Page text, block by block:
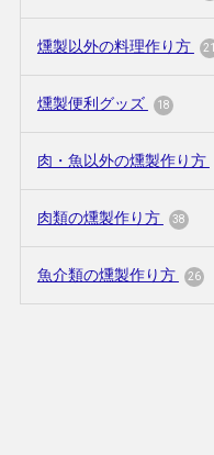
燻製以外の料理作り方 21
燻製便利グッズ 18
肉・魚以外の燻製作り方
肉類の燻製作り方 38
魚介類の燻製作り方 26